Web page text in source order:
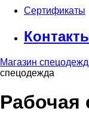
Сертификаты
Магазин
спецодежда
Рабочая